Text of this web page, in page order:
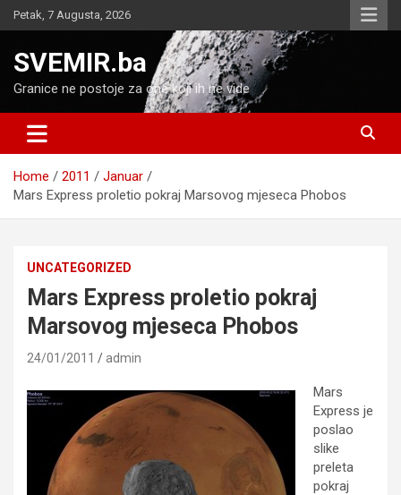
Skip
to
Petak, 7 Augusta, 2026
SVEMIR.ba
Granice ne postoje za one koji ih ne vide
Home 2011
Januar
Mars Express proletio pokraj Marsovog mjeseca Phobos
UNCATEGORIZED
Mars Express proletio pokraj
Marsovog mjeseca Phobos
24/01/2011 admin
Mars
Express je
poslao
slike
preleta
pokraj